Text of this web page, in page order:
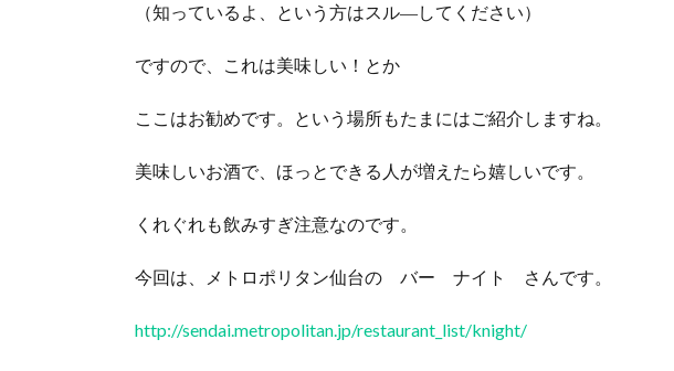
（知っているよ、という方はスル―してください）
ですので、これは美味しい！とか
ここはお勧めです。という場所もたまにはご紹介しますね。
美味しいお酒で、ほっとできる人が増えたら嬉しいです。
くれぐれも飲みすぎ注意なのです。
今回は、メトロポリタン仙台の バー ナイト さんです。
http://sendai.metropolitan.jp/restaurant_list/knight/